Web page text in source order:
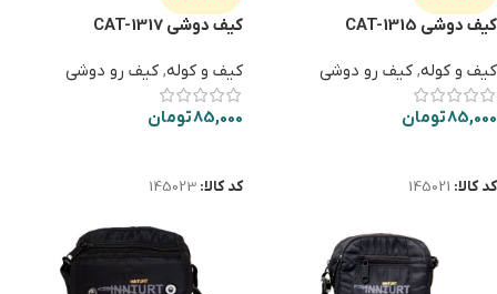
کیف دوشی CAT-1315
کیف و کوله, کیف رو دوشی
85,000تومان
کد کالا: 145021
کیف دوشی CAT-1317
کیف و کوله, کیف رو دوشی
85,000تومان
کد کالا: 145023